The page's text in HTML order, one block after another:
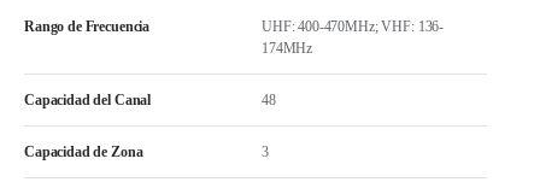
Rango de Frecuencia
UHF: 400-470MHz; VHF: 136-
174MHz
Capacidad del Canal 48
Capacidad de Zona 3